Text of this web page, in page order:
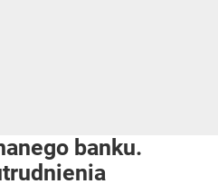
banku.